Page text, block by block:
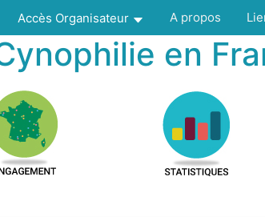
Accès Organisateur A propos
en